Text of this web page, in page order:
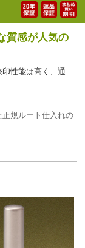
質感が人気の
規ルート仕入れの